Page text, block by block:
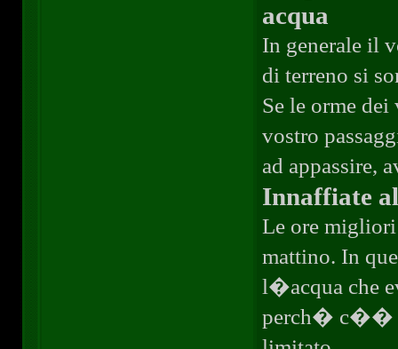
acqua
In generale il
di terreno si
Se le orme
vostro
ad appassire,
Innaffiate
Le ore
mattino. In
l�acqua che
perch� c��